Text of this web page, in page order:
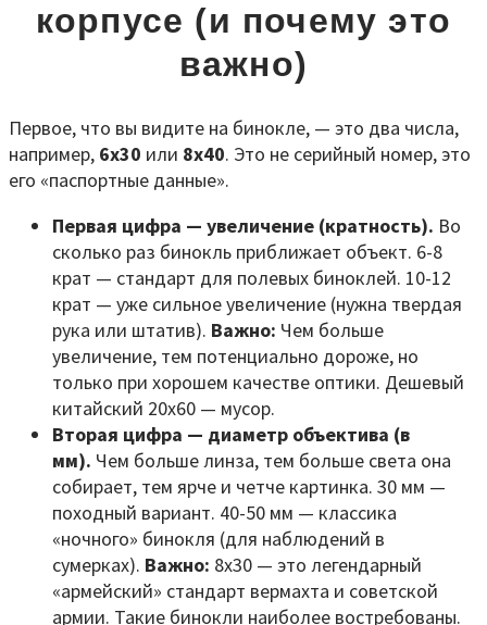
корпусе (и почему это
важно)
Первое, что вы видите на бинокле, — это два числа,
например, 6x30 или 8x40. Это не серийный номер, это
его «паспортные данные».
Первая цифра — увеличение (кратность). Во
сколько раз бинокль приближает объект. 6-8
крат — стандарт для полевых биноклей. 10-12
крат — уже сильное увеличение (нужна твердая
рука или штатив). Важно: Чем больше
увеличение, тем потенциально дороже, но
только при хорошем качестве оптики. Дешевый
китайский 20x60 — мусор.
Вторая цифра — диаметр объектива (в
мм). Чем больше линза, тем больше света она
собирает, тем ярче и четче картинка. 30 мм —
походный вариант. 40-50 мм — классика
«ночного» бинокля (для наблюдений в
сумерках). Важно: 8x30 — это легендарный
«армейский» стандарт вермахта и советской
армии. Такие бинокли наиболее востребованы.